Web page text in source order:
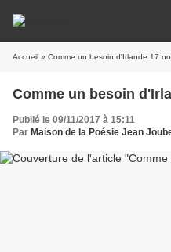
Accueil » Comme un besoin d'Irlande 17
Comme un besoin
Publié le 09/11/2017 à 15:11
Par Maison de la Poésie Jean